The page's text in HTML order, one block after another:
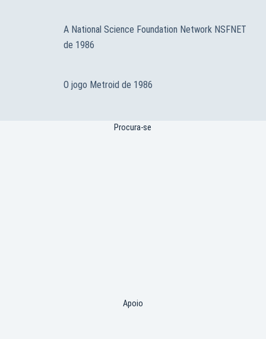
A National Science Foundation Network NSFNET
de 1986
O jogo Metroid de 1986
Procura-se
Apoio